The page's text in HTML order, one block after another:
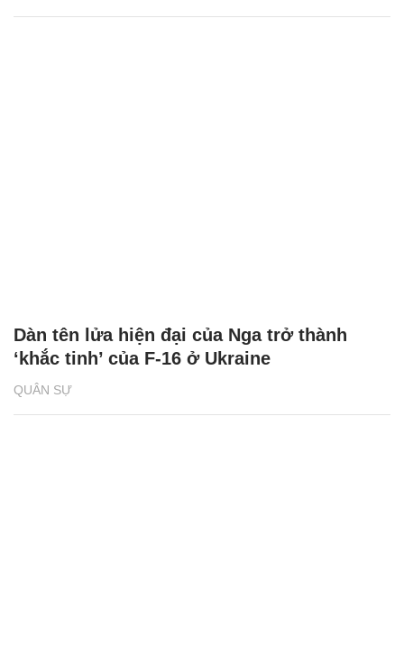
QUÂN SỰ
Dàn tên lửa hiện đại của Nga trở thành
‘khắc tinh’ của F-16 ở Ukraine